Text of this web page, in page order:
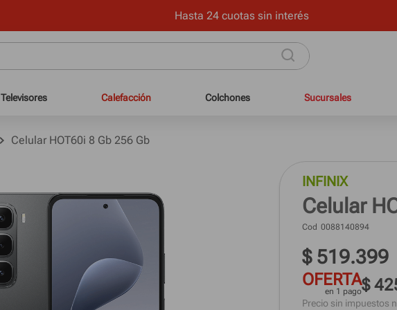
Crédito personal con mínimos requisitos en hasta 12 cuotas sin interés y
Televisores Calefacción Colchones Sucursales
Celular HOT60i 8 Gb 256 Gb
INFINIX
Celular
Cod 0088140894
$ 519.399
OFERTA
en 1 pago$
Precio sin impuestos